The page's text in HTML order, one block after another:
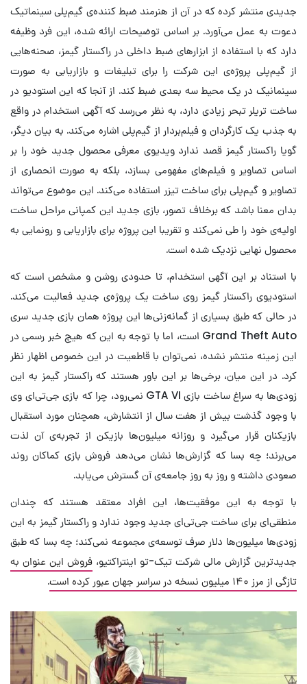
جدیدی منتشر کرده که در آن از هنرمند ضبط کننده‌ی گیم‌پلی سینماتیک
دعوت به عمل می‌آورد. بر اساس توضیحات ارائه شده، این فرد وظیفه
دارد که با استفاده از ابزارهای ضبط داخلی در راکستار گیمز، صحنه‌هایی
از گیم‌پلی پروژه‌ی این شرکت را برای تبلیغات و بازاریابی به صورت
سینمانیک در یک محیط سه بعدی ضبط کند. از آنجا که این استودیو در
ساخت تریلر تبحر زیادی دارد، به نظر می‌رسد که آگهی استخدام در واقع
به جذب یک کارگردان و فیلم‌بردار از گیم‌پلی اشاره می‌کند. به بیان دیگر،
گویا راکستار گیمز قصد ندارد ویدیوی معرفی محصول جدید خود را بر
اساس تصاویر و فیلم‌های مفهومی بسازد، بلکه به صورت انحصاری از
تصاویر و گیم‌پلی برای ساخت تیزر استفاده می‌کند. این موضوع می‌تواند
بدان معنا باشد که برخلاف تصور، بازی جدید این کمپانی مراحل ساخت
اولیه‌ی خود را طی نمی‌کند و تقریبا این پروژه برای بازاریابی و رونمایی به
محصول نهایی نزدیک شده است.
با استناد بر این آگهی استخدام، تا حدودی روشن و مشخص است که
استودیوی راکستار گیمز روی ساخت یک پروژه‌ی جدید فعالیت می‌کند.
در حالی که طبق بسیاری از گمانه‌زنی‌ها این پروژه همان بازی جدید سری
Grand Theft Auto است، اما با توجه به این که هیچ خبر رسمی در
این زمینه منتشر نشده، نمی‌توان با قاطعیت در این خصوص اظهار نظر
کرد. در این میان، برخی‌ها بر این باور هستند که راکستار گیمز به این
زودی‌ها به سراغ ساخت بازی GTA VI نمی‌رود، چرا که بازی جی‌تی‌ای وی
با وجود گذشت بیش از هفت سال از انتشارش، همچنان مورد استقبال
بازیکنان قرار می‌گیرد و روزانه میلیون‌ها بازیکن از تجربه‌ی آن لذت
می‌برند؛ چه بسا که گزارش‌ها نشان می‌دهد فروش بازی کماکان روند
صعودی داشته و روز به روز جامعه‌ی آن گسترش می‌یابد.
با توجه به این موفقیت‌ها، این افراد معتقد هستند که چندان
منطقی‌ای برای ساخت جی‌تی‌ای جدید وجود ندارد و راکستار گیمز به این
زودی‌ها میلیون‌ها دلار صرف توسعه‌ی مجموعه نمی‌کند؛ چه بسا که طبق
جدیدترین گزارش مالی شرکت تیک-تو اینتراکتیو، فروش این عنوان به
تازگی از مرز ۱۴۰ میلیون نسخه در سراسر جهان عبور کرده است
.